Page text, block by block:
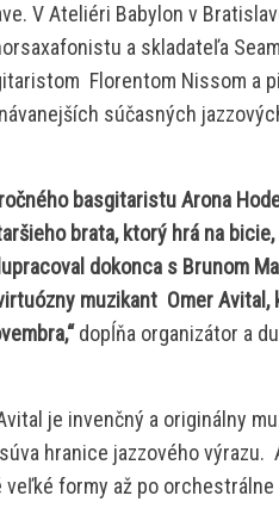
V Ateliéri Babylon v
a skladateľa
Florentom Nissom a
súčasných
basgitaristu Arona
brata, ktorý hrá na
dokonca s Brunom
muzikant Omer Avital,
dopĺňa organizátor a
je invenčný a originálny
hranice jazzového výrazu.
formy až po orchestrálne